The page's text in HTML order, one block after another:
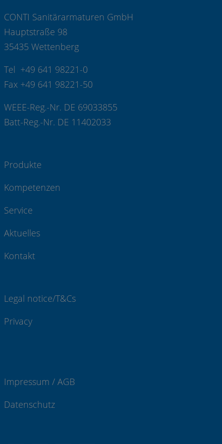
CONTI Sanitärarmaturen GmbH
Hauptstraße 98
35435 Wettenberg
Tel +49 641 98221-0
Fax +49 641 98221-50
WEEE-Reg.-Nr. DE 69033855
Batt-Reg.-Nr. DE 11402033
Produkte
Kompetenzen
Service
Aktuelles
Kontakt
Legal notice/T&Cs
Privacy
Impressum / AGB
Datenschutz